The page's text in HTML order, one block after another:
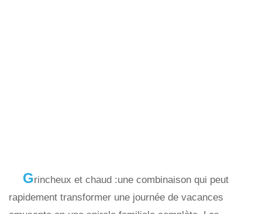
Grincheux et chaud :une combinaison qui peut
rapidement transformer une journée de vacances